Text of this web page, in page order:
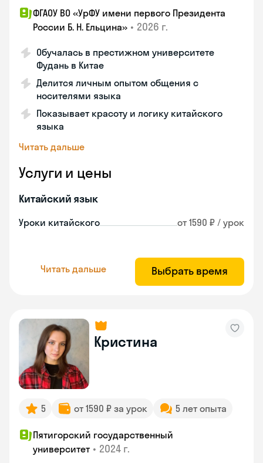
ФГАОУ ВО «УрФУ имени первого Президента
России Б. Н. Ельцина» • 2026 г.
Обучалась в престижном университете
Фудань в Китае
Делится личным опытом общения с
носителями языка
Показывает красоту и логику китайского
языка
Читать дальше
Услуги и цены
Китайский язык
Уроки китайского от 1590 ₽ / урок
Читать дальше Выбрать время
Кристина
5 от 1590 ₽ за урок 5 лет опыта
Пятигорский государственный
университет • 2024 г.